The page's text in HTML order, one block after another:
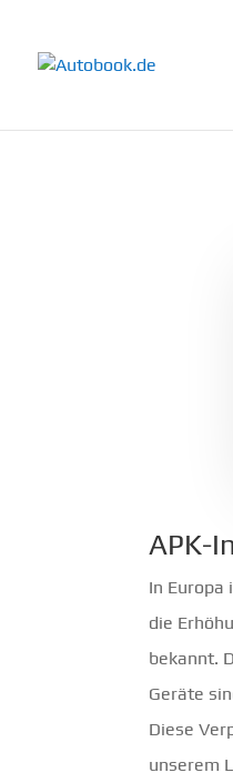
APK-
In
die
bekannt.
Geräte
Diese
unserem